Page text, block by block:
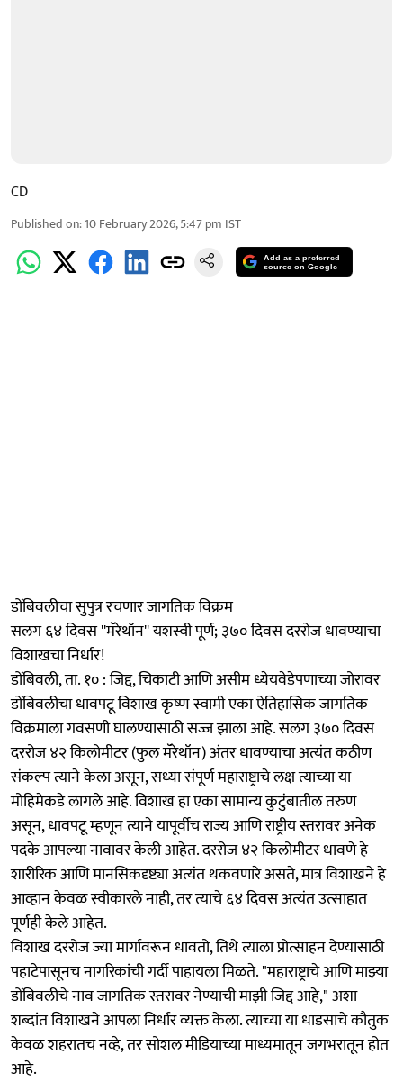
CD
Published on:10 February 2026, 5:47 pm IST
Add as a preferred
source on Google
डोंबिवलीचा सुपुत्र रचणार जागतिक विक्रम
सलग ६४ दिवस ''मॅरेथॉन'' यशस्वी पूर्ण; ३७० दिवस दररोज धावण्याचा
विशाखचा निर्धार!
डोंबिवली, ता. १० : जिद्द, चिकाटी आणि असीम ध्येयवेडेपणाच्या जोरावर
डोंबिवलीचा धावपटू विशाख कृष्ण स्वामी एका ऐतिहासिक जागतिक
विक्रमाला गवसणी घालण्यासाठी सज्ज झाला आहे. सलग ३७० दिवस
दररोज ४२ किलोमीटर (फुल मॅरेथॉन) अंतर धावण्याचा अत्यंत कठीण
संकल्प त्याने केला असून, सध्या संपूर्ण महाराष्ट्राचे लक्ष त्याच्या या
मोहिमेकडे लागले आहे. विशाख हा एका सामान्य कुटुंबातील तरुण
असून, धावपटू म्हणून त्याने यापूर्वीच राज्य आणि राष्ट्रीय स्तरावर अनेक
पदके आपल्या नावावर केली आहेत. दररोज ४२ किलोमीटर धावणे हे
शारीरिक आणि मानसिकदृष्ट्या अत्यंत थकवणारे असते, मात्र विशाखने हे
आव्हान केवळ स्वीकारले नाही, तर त्याचे ६४ दिवस अत्यंत उत्साहात
पूर्णही केले आहेत.
विशाख दररोज ज्या मार्गावरून धावतो, तिथे त्याला प्रोत्साहन देण्यासाठी
पहाटेपासूनच नागरिकांची गर्दी पाहायला मिळते. "महाराष्ट्राचे आणि माझ्या
डोंबिवलीचे नाव जागतिक स्तरावर नेण्याची माझी जिद्द आहे," अशा
शब्दांत विशाखने आपला निर्धार व्यक्त केला. त्याच्या या धाडसाचे कौतुक
केवळ शहरातच नव्हे, तर सोशल मीडियाच्या माध्यमातून जगभरातून होत
आहे.